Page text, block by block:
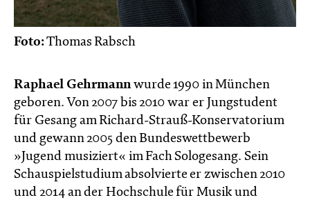
Foto:Thomas Rabsch
Raphael Gehrmann wurde 1990 in München
geboren. Von 2007 bis 2010 war er Jungstudent
für Gesang am Richard-Strauß-Konservatorium
und gewann 2005 den Bundeswettbewerb
»Jugend musiziert« im Fach Sologesang. Sein
Schauspielstudium absolvierte er zwischen 2010
und 2014 an der Hochschule für Musik und